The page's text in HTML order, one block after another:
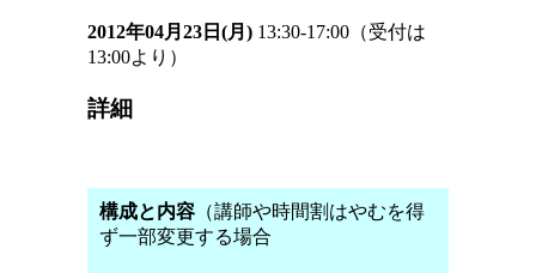
2012年04月23日(月)13:30-17:00（受付は
13:00より）
詳細
構成と内容（講師や時間割はやむを得
ず一部変更する場合